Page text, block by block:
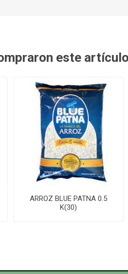
este
ARROZ BLUE PATNA 0.5
K(30)